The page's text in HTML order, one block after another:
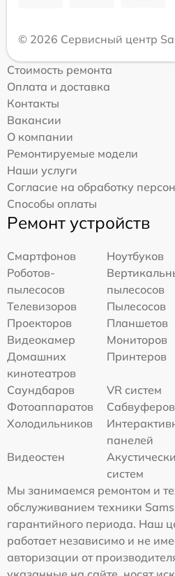
© 2026 Сервисный центр
Стоимость ремонта
Оплата и доставка
Контакты
Вакансии
О компании
Ремонтируемые модели
Наши услуги
Согласие на обработку
Способы оплаты
Ремонт устройств
Смартфонов
Ноутбуков
Роботов-
пылесосов
пылесосов
Телевизоров
Пылесосов
Проекторов
Планшетов
Видеокамер
Мониторов
Домашних
кинотеатров
Принтеров
Саундбаров
VR систем
Фотоаппаратов
Сабвуферов
Холодильников
панелей
Видеостен
систем
Мы занимаемся ремонтом и
обслуживанием техники
гарантийного периода. Наш
работает независимо и не
авторизации от